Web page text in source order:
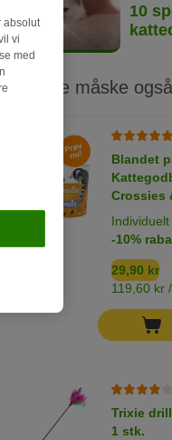
10
kunne måske
Blandet
Crossies
-10%
29,90 kr
119,60 kr
Trixie
1 stk.
absolut
vi
med